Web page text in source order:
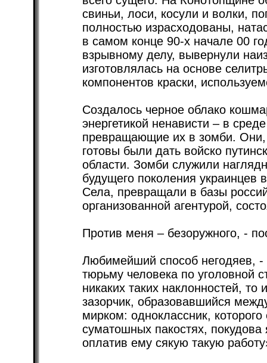
свиньи, лоси, косули и волки,
полностью израсходованы,
в самом конце 90-х начале 00
взрывному делу, вывернули
изготовлялась на основе
компонентов краски,
Создалось черное облако
энергетикой ненависти – в
превращающие их в зомби. Они,
готовы были дать войско
области. Зомби служили
будущего поколения украинцев
Села, превращали в базы
организованной агентурой,
Против меня – безоружного, -
Любимейший способ негодяев, -
тюрьму человека по уголовной
никаких таких наклонностей,
зазорчик, образовавшийся
мирком: одноклассник,
суматошных пакостях, покудова
оплатив ему сякую такую